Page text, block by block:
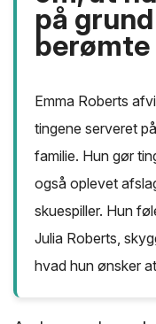
på
Emma Roberts
tingene serveret
familie. Hun gør
også oplevet
skuespiller. Hun
Julia Roberts,
hvad hun ønsker